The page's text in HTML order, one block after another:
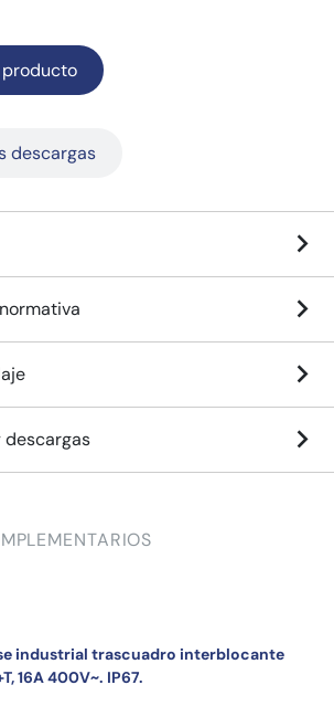
descargas
descargas
industrial trascuadro interblocante
16A 400V~. IP67.